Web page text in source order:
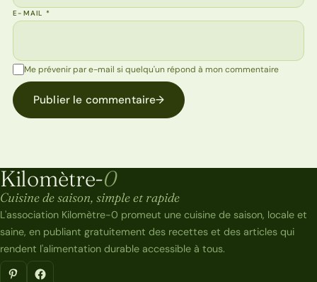
E-MAIL*
Me prévenir par e-mail si quelqu'un répond à mon commentaire
Publier le commentaire→
Kilomètre-0
Kilomètre-0
Cuisine de saison, simple et rapide
L'association Kilomètre-0 promeut une cuisine de saison, locale et
saine, en publiant gratuitement des recettes et des articles qui
rendent l'alimentation durable accessible à tous.